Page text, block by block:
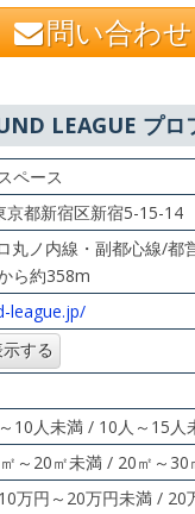
問い合わせ
LEAGUE プロ
ペース
京都新宿区新宿5-15-14
丸ノ内線・副都⼼線/
ら約358m
league.jp/
10人未満 / 10人～15人
～20㎡未満 / 20㎡～
万円～20万円未満 /